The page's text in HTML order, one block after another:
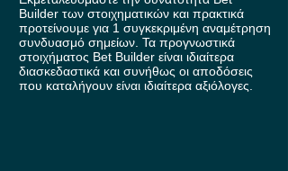
Builder των στοιχηματικών και πρακτικά
προτείνουμε για 1 συγκεκριμένη αναμέτρηση
συνδυασμό σημείων. Τα προγνωστικά
στοιχήματος Bet Builder είναι ιδιαίτερα
διασκεδαστικά και συνήθως οι αποδόσεις
που καταλήγουν είναι ιδιαίτερα αξιόλογες.